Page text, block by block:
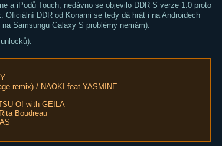
a iPodů Touch, nedávno se objevilo DDR S verze 1.0 proto
Oficiální DDR od Konami se tedy dá hrát i na Androidech
Samsungu Galaxy S problémy nemám).
remix) / NAOKI feat.YASMINE
O! with GEILA
Boudreau